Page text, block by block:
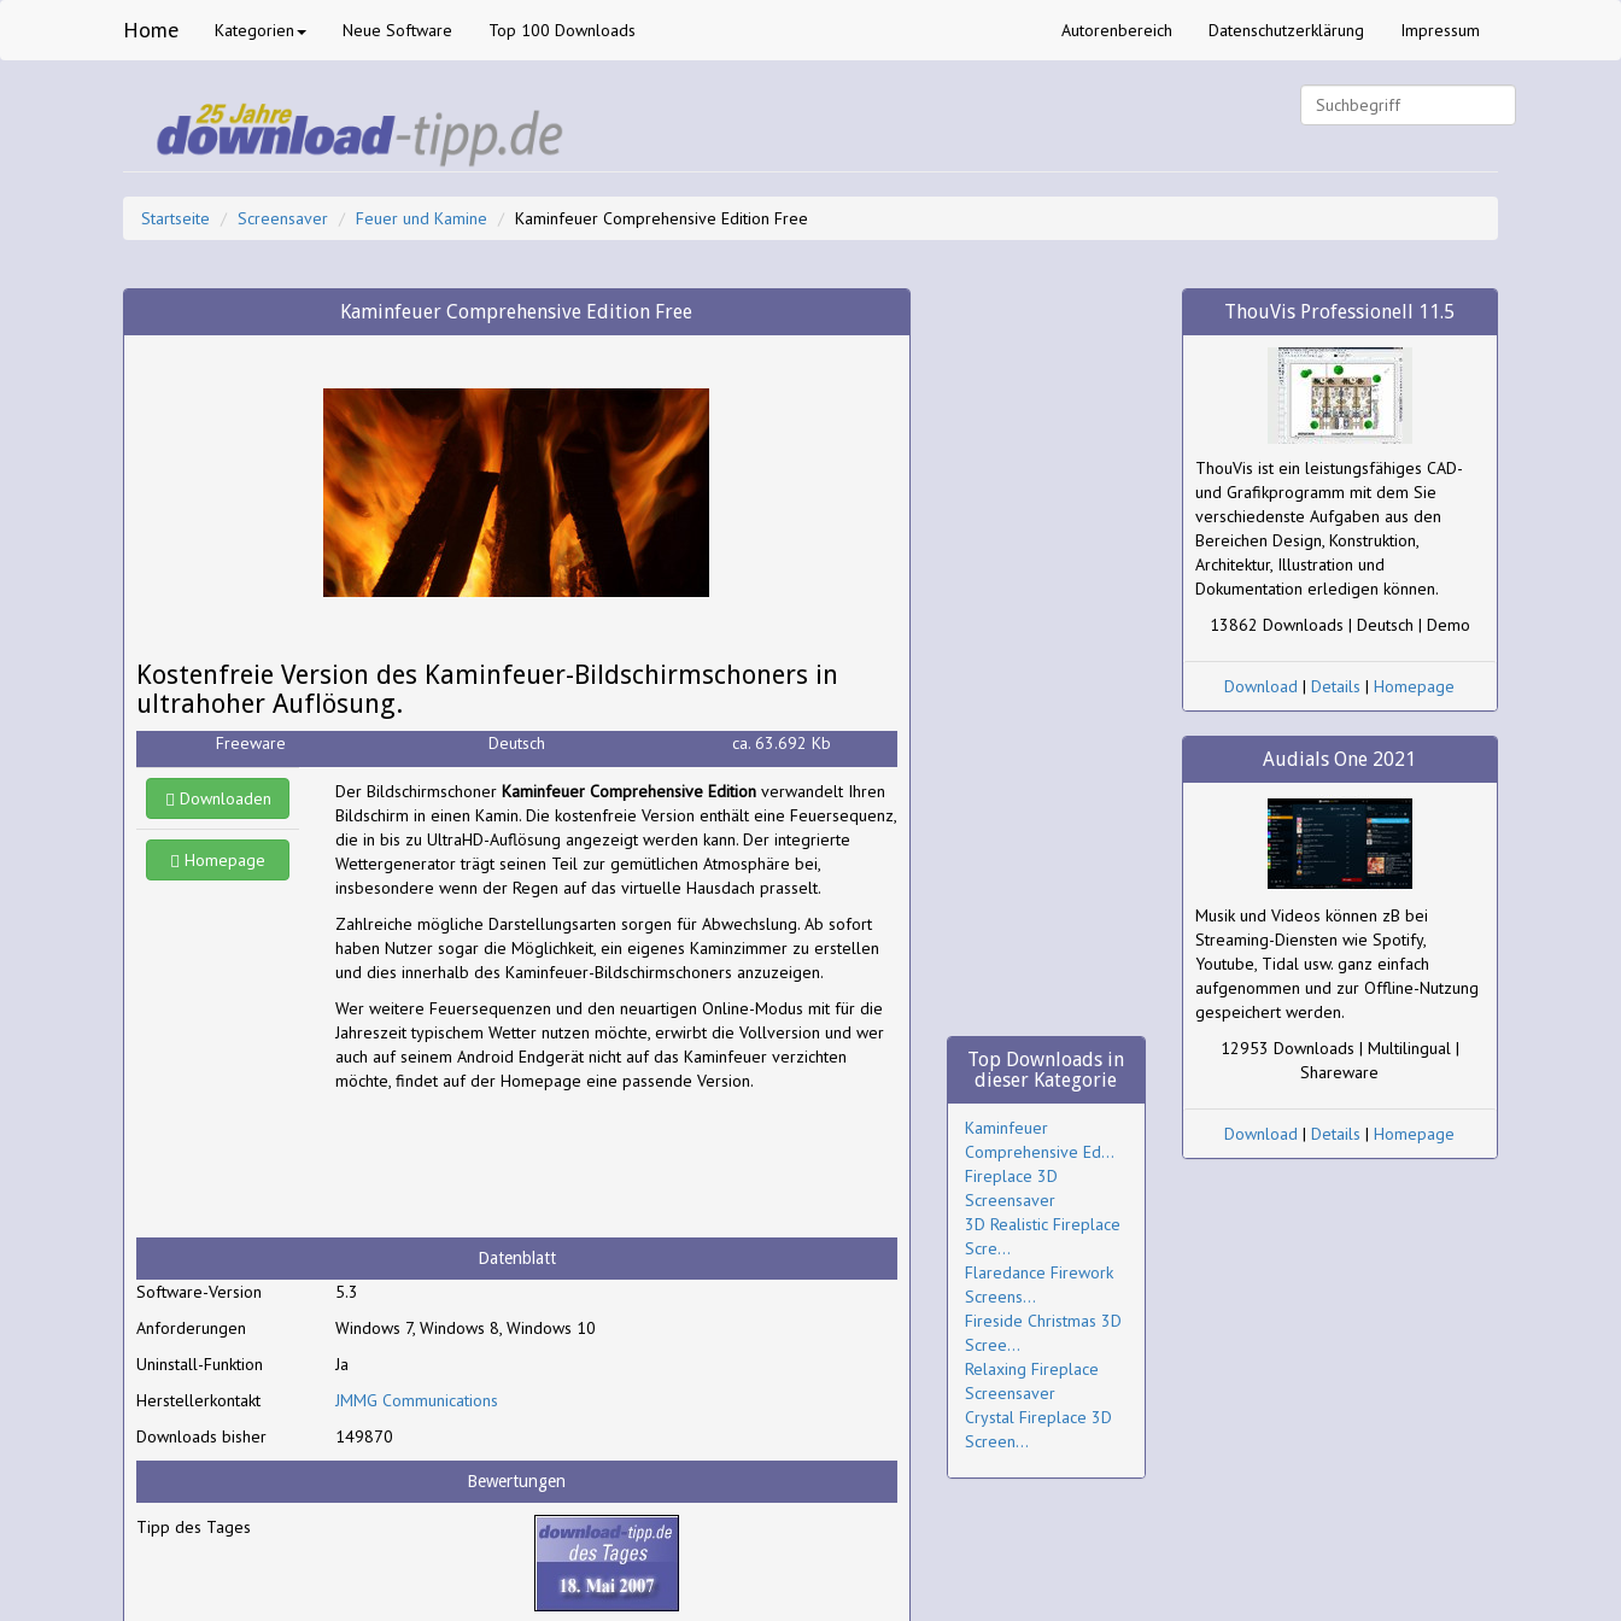
Home Kategorien Neue Software Top 100 Downloads Autorenbereich Datenschutzerklärung Impressum
Startseite Screensaver Feuer und Kamine Kaminfeuer Comprehensive Edition Free
Kaminfeuer Comprehensive Edition Free
Kostenfreie Version des Kaminfeuer-Bildschirmschoners in
ultrahoher Auflösung.
Freeware Deutsch ca. 63.692 Kb
Downloaden
Homepage
Der BildschirmschonerKaminfeuer Comprehensive Edition verwandelt Ihren
Bildschirm in einen Kamin. Die kostenfreie Version enthält eine Feuersequenz,
die in bis zu UltraHD-Auflösung angezeigt werden kann. Der integrierte
Wettergenerator trägt seinen Teil zur gemütlichen Atmosphäre bei,
insbesondere wenn der Regen auf das virtuelle Hausdach prasselt.
Zahlreiche mögliche Darstellungsarten sorgen für Abwechslung. Ab sofort
haben Nutzer sogar die Möglichkeit, ein eigenes Kaminzimmer zu erstellen
und dies innerhalb des Kaminfeuer-Bildschirmschoners anzuzeigen.
Wer weitere Feuersequenzen und den neuartigen Online-Modus mit für die
Jahreszeit typischem Wetter nutzen möchte, erwirbt die Vollversion und wer
auch auf seinem Android Endgerät nicht auf das Kaminfeuer verzichten
möchte, findet auf der Homepage eine passende Version.
Datenblatt
Software-Version
5.3
Anforderungen
Windows 7, Windows 8, Windows 10
Uninstall-Funktion
Ja
Herstellerkontakt
JMMG Communications
Downloads bisher
149870
Bewertungen
Tipp des Tages
Top Downloads in
dieser Kategorie
Kaminfeuer
Comprehensive Ed...
Fireplace 3D
Screensaver
3D Realistic Fireplace
Scre...
Flaredance Firework
Screens...
Fireside Christmas 3D
Scree...
Relaxing Fireplace
Screensaver
Crystal Fireplace 3D
Screen...
ThouVis Professionell 11.5
ThouVis ist ein leistungsfähiges CAD-
und Grafikprogramm mit dem Sie
verschiedenste Aufgaben aus den
Bereichen Design, Konstruktion,
Architektur, Illustration und
Dokumentation erledigen können.
13862 Downloads | Deutsch | Demo
Download |Details |Homepage
Audials One 2021
Musik und Videos können zB bei
Streaming-Diensten wie Spotify,
Youtube, Tidal usw. ganz einfach
aufgenommen und zur Offline-Nutzung
gespeichert werden.
12953 Downloads | Multilingual |
Shareware
Download |Details |Homepage